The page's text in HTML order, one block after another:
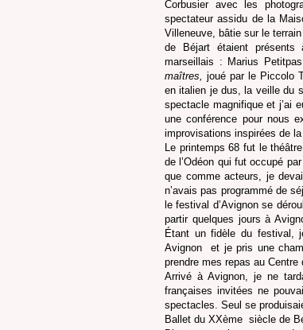
Corbusier avec les
spectateur assidu de la
Villeneuve, bâtie sur le
de Béjart étaient présents
marseillais : Marius
maîtres, joué par le Piccolo
en italien je dus, la veille du
spectacle magnifique et j’ai
une conférence pour nous
improvisations inspirées de
Le printemps 68 fut le
de l’Odéon qui fut occupé
que comme acteurs, je
n’avais pas programmé de
le festival d’Avignon se
partir quelques jours à
Étant un fidèle du festival,
Avignon
et je pris une
prendre mes repas au
Arrivé à Avignon, je ne
françaises invitées ne
spectacles. Seul se
Ballet du XXème siècle de